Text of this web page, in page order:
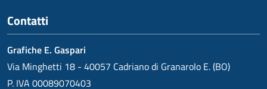
Contatti
Grafiche E. Gaspari
Via Minghetti 18 - 40057 Cadriano di Granarolo E. (BO)
P. IVA 00089070403